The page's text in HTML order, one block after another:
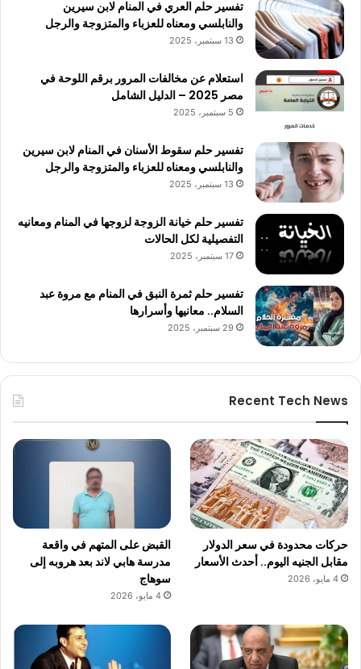
تفسير حلم العري في المنام لابن سيرين
والنابلسي ومعناه للعزباء والمتزوجة والرجل
13 سبتمبر، 2025
استعلام عن مخالفات المرور برقم اللوحة في
مصر 2025 – الدليل الشامل
5 سبتمبر، 2025
تفسير حلم سقوط الأسنان في المنام لابن سيرين
والنابلسي ومعناه للعزباء والمتزوجة والرجل
13 سبتمبر، 2025
تفسير حلم خيانة الزوجة لزوجها في المنام ومعانيه
التفصيلية لكل الحالات
17 سبتمبر، 2025
تفسير حلم ثمرة النبق في المنام مع مروة عبد
السلام.. معانيها وأسرارها
29 سبتمبر، 2025
Recent Tech News
حركات محدودة في سعر الدولار
مقابل الجنيه اليوم.. أحدث الأسعار
4 مايو، 2026
القبض على المتهم في واقعة
مدرسة هابي لاند بعد هروبه إلى
سوهاج
4 مايو، 2026